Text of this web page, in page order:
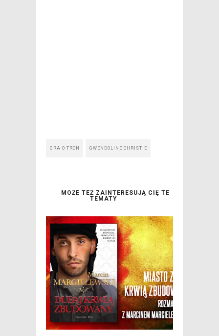
GRA O TRON GWENDOLINE CHRISTIE
MOŻE TEŻ ZAINTERESUJĄ CIĘ TE
TEMATY